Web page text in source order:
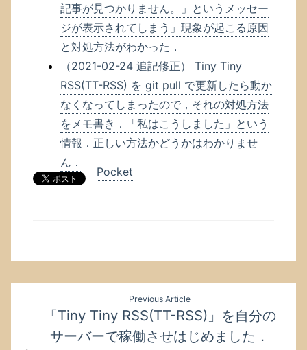
記事が見つかりません。」というメッセー
ジが表示されてしまう」現象が起こる原因
と対処方法がわかった．
（2021-02-24 追記修正） Tiny Tiny
RSS(TT-RSS) を git pull で更新したら動か
なくなってしまったので，それの対処方法
をメモ書き．「私はこうしました」という
情報．正しい方法かどうかはわかりませ
ん．
Pocket
Previous Article
「Tiny Tiny RSS(TT-RSS)」を自分の
サーバーで稼働させはじめました．